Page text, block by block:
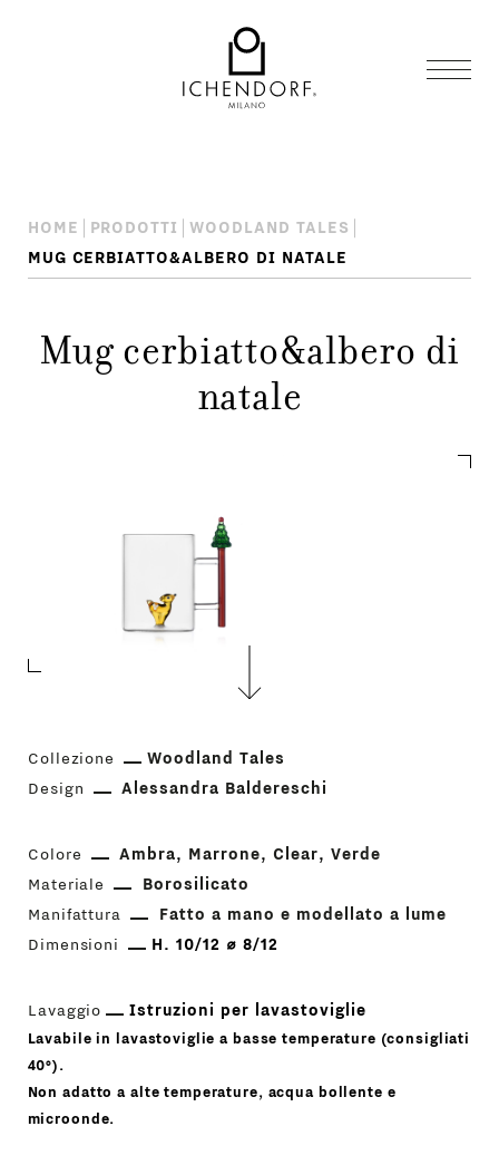
HOME PRODOTTI
WOODLAND TALES
MUG CERBIATTO&ALBERO DI NATALE
Mug cerbiatto&albero di
natale
Collezione
Woodland Tales
Design
Alessandra Baldereschi
Colore Ambra Marrone Clear
Verde
Materiale
Borosilicato
Manifattura
Fatto a mano e modellato a lume
Dimensioni
H. 10/12 ⌀ 8/12
Lavaggio Istruzioni per lavastoviglie
Lavabile in lavastoviglie a basse temperature (consigliati
40°).
Non adatto a alte temperature, acqua bollente e
microonde.